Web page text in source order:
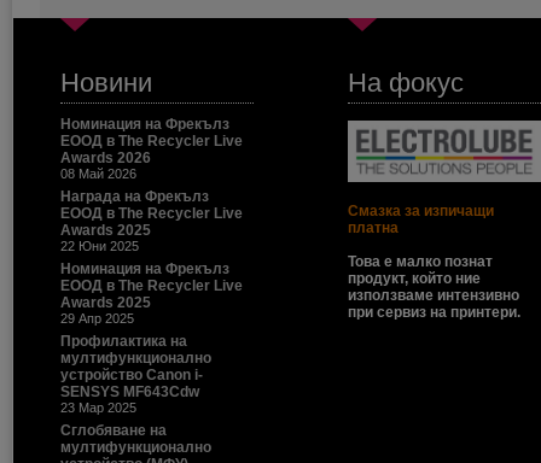
Новини
Номинация на Фрекълз
ЕООД в The Recycler Live
Awards 2026
08 Май 2026
Награда на Фрекълз
ЕООД в The Recycler Live
Awards 2025
22 Юни 2025
Номинация на Фрекълз
ЕООД в The Recycler Live
Awards 2025
29 Апр 2025
Профилактика на
мултифункционално
устройство Canon i-
SENSYS MF643Cdw
23 Мар 2025
Сглобяване на
мултифункционално
На фокус
Смазка за изпичащи
платна
Това е малко познат
продукт, който ние
използваме интензивно
при сервиз на принтери.